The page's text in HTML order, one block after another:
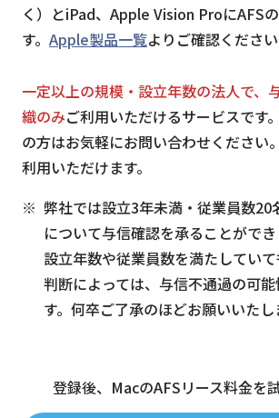
く）とiPad、Apple Vision ProにAFS
す。 Apple製品一覧よりご確認ください
一定以上の規模・設立年数の法人で、
織のみご利用いただけるサービスです
の方はお気軽にお問い合わせください
利用いただけます。
弊社では設立3年未満・従業員数20
について与信確認を承ることができ
設立年数や従業員数を満たしてい
判断によっては、与信不通過の可
す。何卒ご了承のほどお願いいたし
登録後、MacのAFSリース料金を